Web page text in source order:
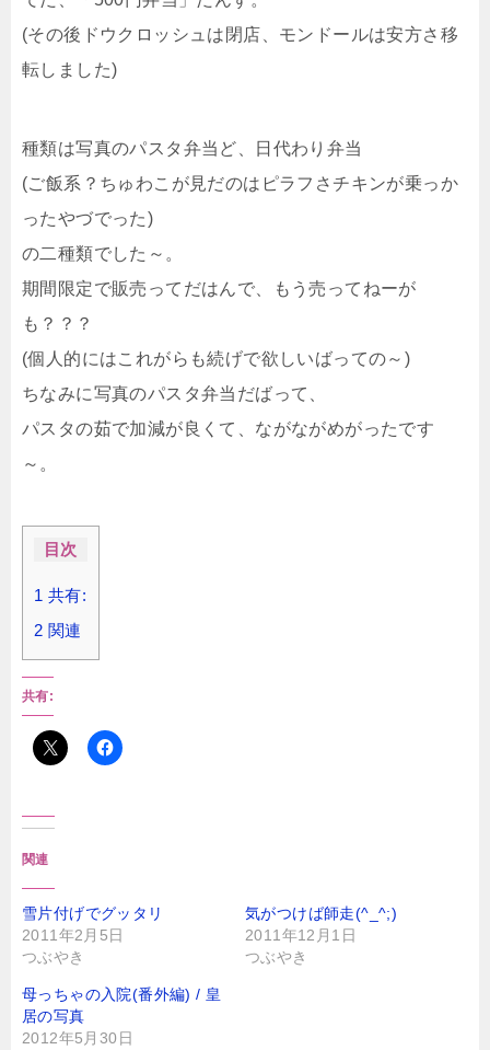
(その後ドウクロッシュは閉店、モンドールは安方さ移
転しました)
種類は写真のパスタ弁当ど、日代わり弁当
(ご飯系？ちゅわこが見だのはピラフさチキンが乗っか
ったやづでった)
の二種類でした～。
期間限定で販売ってだはんで、もう売ってねーが
も？？？
(個人的にはこれがらも続げで欲しいばっての～)
ちなみに写真のパスタ弁当だばって、
パスタの茹で加減が良くて、ながながめがったです
～。
目次
1 共有:
2 関連
共有:
関連
雪片付げでグッタリ
2011年2月5日
つぶやき
気がつけば師走(^_^;)
2011年12月1日
つぶやき
母っちゃの入院(番外編) / 皇
居の写真
2012年5月30日